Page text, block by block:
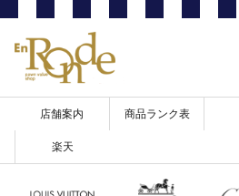
店舗案内 商品ランク表
楽天